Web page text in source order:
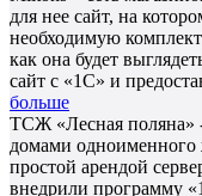
для нее сайт, на
необходимую
как она будет
сайт с «1С» и
больше
ТСЖ «Лесная поляна» -
домами одноименного
простой арендой
внедрили программу